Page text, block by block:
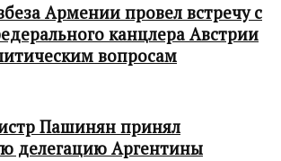
Армении провел встречу с
канцлера Австрии
вопросам
Пашинян принял
делегацию Аргентины